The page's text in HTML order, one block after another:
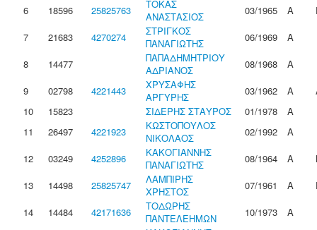
6
18596 25825763
ΤΟΚΑΣ
ΑΝΑΣΤΑΣΙΟΣ
03/1965 Α
7
21683 4270274
ΣΤΡΙΓΚΟΣ
ΠΑΝΑΓΙΩΤΗΣ
06/1969
Α
8
14477
ΠΑΠΑΔΗΜΗΤΡΙΟΥ
ΑΔΡΙΑΝΟΣ
08/1968
Α
9
02798 4221443
ΧΡΥΣΑΦΗΣ
ΑΡΓΥΡΗΣ
03/1962 Α
10
15823 ΣΙΔΕΡΗΣ ΣΤΑΥΡΟΣ 01/1978
Α
11
26497 4221923
ΚΩΣΤΟΠΟΥΛΟΣ
ΝΙΚΟΛΑΟΣ
02/1992
Α
12
03249 4252896
ΚΑΚΟΓΙΑΝΝΗΣ
ΠΑΝΑΓΙΩΤΗΣ
08/1964 Α
13
14498 25825747
ΛΑΜΠΙΡΗΣ
ΧΡΗΣΤΟΣ
07/1961 Α
14
14484 42171636
ΤΟΔΩΡΗΣ
ΠΑΝΤΕΛΕΗΜΩΝ
10/1973
Α